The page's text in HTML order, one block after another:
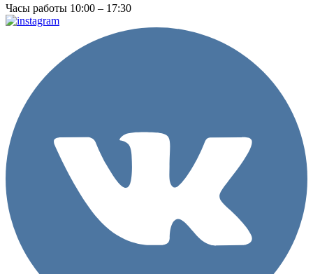
Часы работы 10:00 – 17:30